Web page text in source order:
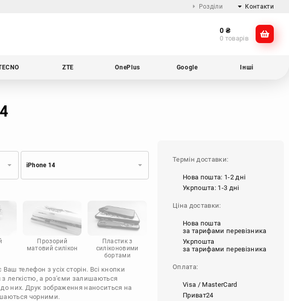
Розділи Контакти
@dikocase
0 ₴
0 товарів
ZTE OnePlus Google Інші
iPhone 14
Прозорий
матовий силікон
Пластик з
силіконовими
бортами
телефон з усіх сторін. Всі кнопки
легкістю, а роз'єми залишаються
них. Друк зображення наноситься на
чорними.
Термін доставки:
Нова пошта: 1-2 дні
Укрпошта: 1-3 дні
Ціна доставки:
Нова пошта
за тарифами перевізника
Укрпошта
за тарифами перевізника
Оплата:
Visa / MasterCard
Приват24